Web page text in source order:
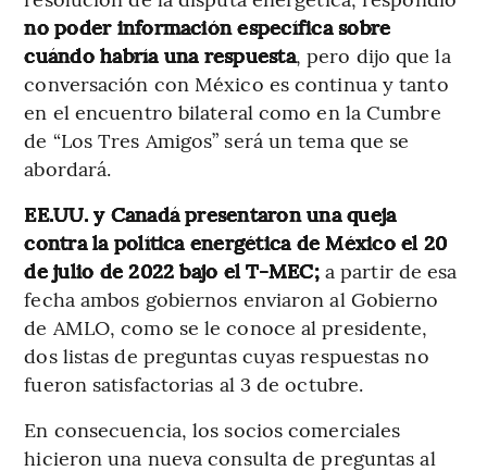
no poder información específica sobre
cuándo habría una respuesta, pero dijo que la
conversación con México es continua y tanto
en el encuentro bilateral como en la Cumbre
de “Los Tres Amigos” será un tema que se
abordará.
EE.UU. y Canadá presentaron una queja
contra la política energética de México el 20
de julio de 2022 bajo el T-MEC;a partir de esa
fecha ambos gobiernos enviaron al Gobierno
de AMLO, como se le conoce al presidente,
dos listas de preguntas cuyas respuestas no
fueron satisfactorias al 3 de octubre.
En consecuencia, los socios comerciales
hicieron una nueva consulta de preguntas al